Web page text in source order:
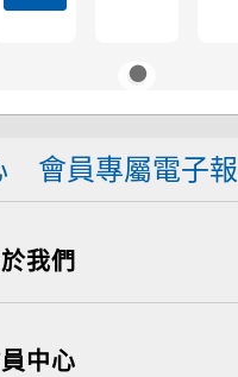
會員專屬電子報
我們
中心